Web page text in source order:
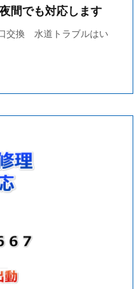
間でも対応します
換 水道トラブルはい